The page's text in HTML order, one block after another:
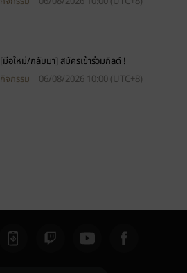
[มือใหม่/กลับมา] สมัครเข้าร่วมกิลด์ !
กิจกรรม
06/08/2026 10:00 (UTC+8)